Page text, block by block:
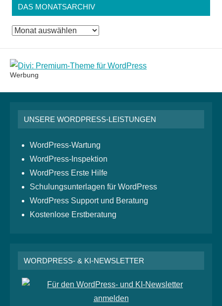
DAS MONATSARCHIV
Das
Werbung
UNSERE WORDPRESS-LEISTUNGEN
WordPress-Wartung
WordPress-Inspektion
WordPress Erste Hilfe
Schulungsunterlagen für WordPress
WordPress Support und Beratung
Kostenlose Erstberatung
WORDPRESS- & KI-NEWSLETTER